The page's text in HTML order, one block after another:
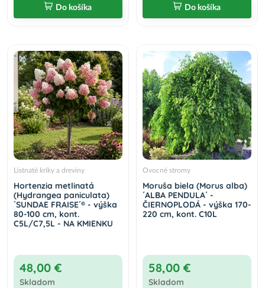
Do košíka Do košíka
Listnaté kríky a dreviny
Hortenzia metlinatá
(Hydrangea paniculata)
´SUNDAE FRAISE´® - výška
80-100 cm, kont.
C5L/C7,5L - NA KMIENKU
48,00 €
Skladom
Ovocné stromy
Moruša biela (Morus alba)
´ALBA PENDULA´ -
ČIERNOPLODÁ - výška 170-
220 cm, kont. C10L
58,00 €
Skladom